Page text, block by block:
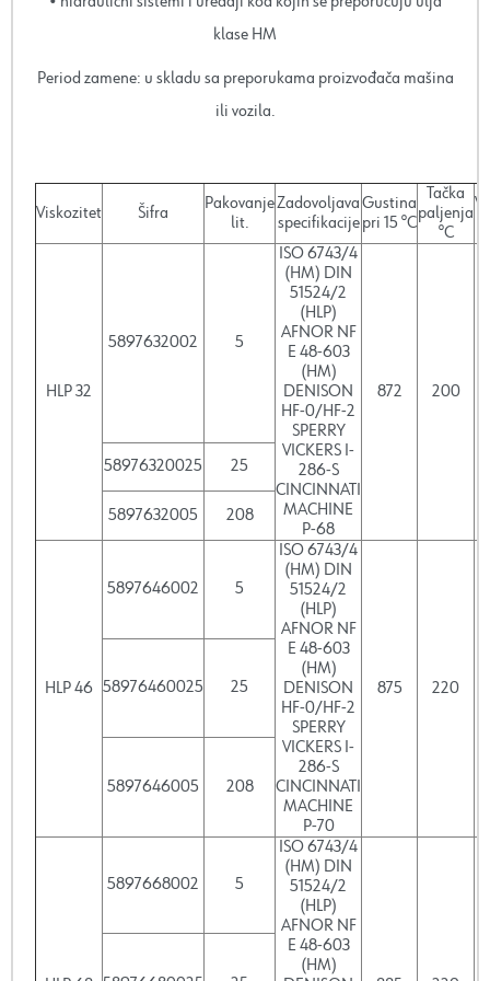
klase HM
Period zamene: u skladu sa preporukama proizvođača mašina
ili vozila.
Viskozitet Šifra
Pakovanje
lit.
Zadovoljava
specifikacije
Gustina
pri 15 °C
Tačka
paljenja
°C
HLP 32
5897632002 5
ISO 6743/4
(HM) DIN
51524/2
(HLP)
AFNOR NF
E 48-603
(HM)
DENISON
HF-0/HF-2
SPERRY
VICKERS I-
286-S
CINCINNATI
MACHINE
P-68
872 200
58976320025 25
5897632005 208
HLP 46
5897646002 5
ISO 6743/4
(HM) DIN
51524/2
(HLP)
AFNOR NF
E 48-603
(HM)
DENISON
HF-0/HF-2
SPERRY
VICKERS I-
286-S
CINCINNATI
MACHINE
P-70
875 220
58976460025 25
5897646005 208
5897668002 5
ISO 6743/4
(HM) DIN
51524/2
(HLP)
AFNOR NF
E 48-603
(HM)